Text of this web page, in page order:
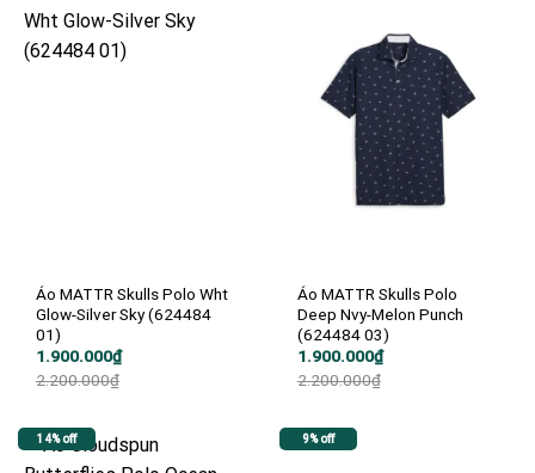
Áo MATTR Skulls Polo Wht
Glow-Silver Sky (624484
01)
2.200.000₫
Giá
là:
1.900.000₫
Giá
tại
Áo MATTR Skulls Polo
Deep Nvy-Melon Punch
(624484 03)
2.200.000₫
Giá
là:
1.900.000₫
Giá
tại
14% off 9% off